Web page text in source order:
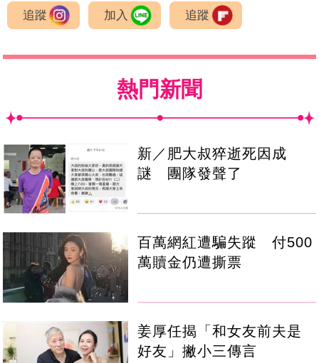
追蹤 加入 追蹤
熱門新聞
新／肥大叔猝逝死因成
謎 團隊發聲了
百萬網紅遭騙失蹤 付500
萬贖金仍遭撕票
姜厚任揭「和女友前夫是
好友」撇小三傳言